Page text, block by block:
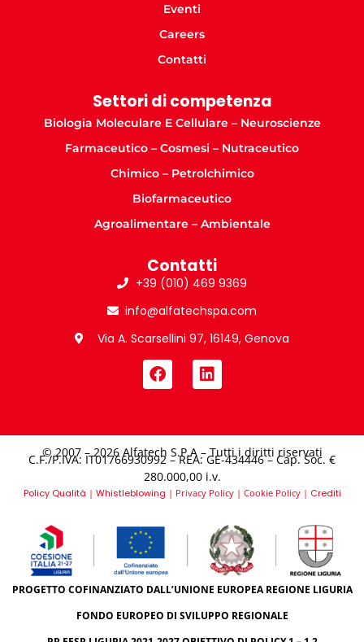
Eventi
Careers
Contatti
Settori di competenza
Biologia Moleculare E Cellulare – Neuroscienze
Farmaceutico – Cosmesi – Nutraceutico
Chimico – Petrolchimico
Biofarmaceutico
Agroalimentare – Ambientale
Contatti
+39 (010) 469 9369
info@alfatechspa.com
Via A. Scarsellini 97, 16149, Genova
© 2007 – 2026 Alfatech S.P.A – Tutti i diritti riservati
C.F./P.IVA: IT01766930992 – REA: GE-434446 – Cap. Soc. €
280.000,00 i.v.​
Policy Qualità | Whistleblowing | Privacy Policy| Cookie Policy| Crediti
PROGETTO COFINANZIATO DALL’UNIONE EUROPEA REGIONE LIGURIA
FONDO EUROPEO DI SVILUPPO REGIONALE